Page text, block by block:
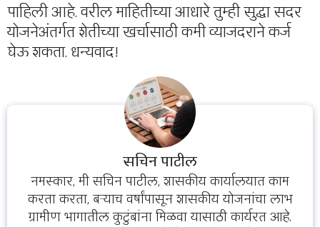
पाहिली आहे. वरील माहितीच्या आधारे तुम्ही सुद्धा सदर
योजनेअंतर्गत शेतीच्या खर्चासाठी कमी व्याजदराने कर्ज
घेऊ शकता. धन्यवाद!
सचिन पाटील
नमस्कार, मी सचिन पाटील, शासकीय कार्यालयात काम
करता करता, बऱ्याच वर्षांपासून शासकीय योजनांचा लाभ
ग्रामीण भागातील कुटुंबांना मिळवा यासाठी कार्यरत आहे.